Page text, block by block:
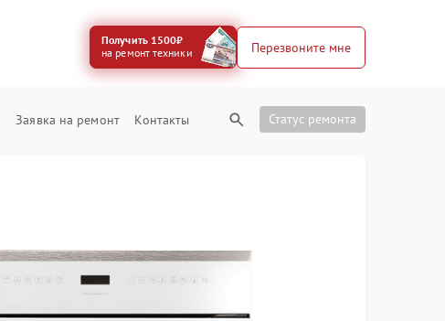
Получить 1500₽
на ремонт техники
Перезвоните мне
Заявка на ремонт Контакты Статус ремонта